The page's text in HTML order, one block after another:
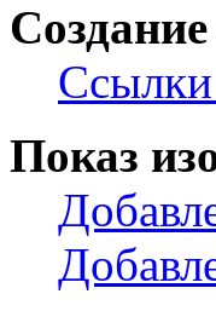
Ссылки
Показ